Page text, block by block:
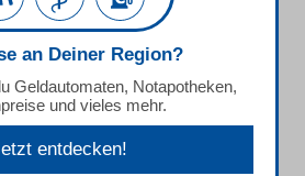
an Deiner Region?
Geldautomaten, Notapotheken,
und vieles mehr.
entdecken!